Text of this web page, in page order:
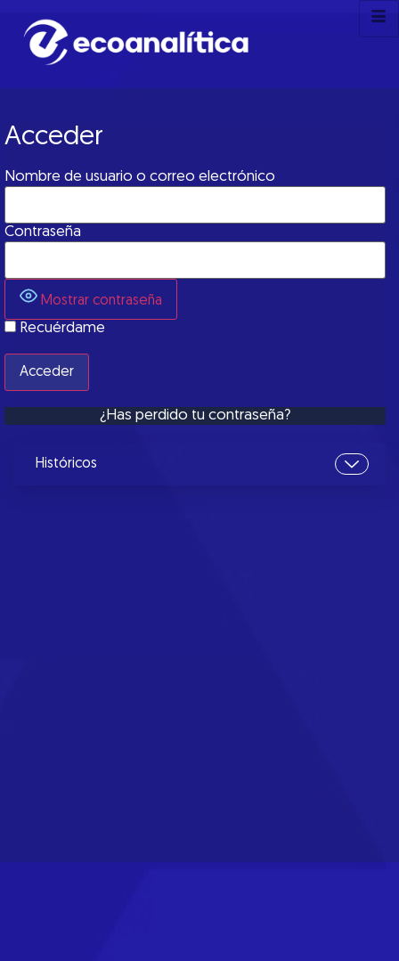
Acceder
Nombre de usuario o correo electrónico
Contraseña
Mostrar contraseña
Recuérdame
¿Has perdido tu contraseña?
Históricos